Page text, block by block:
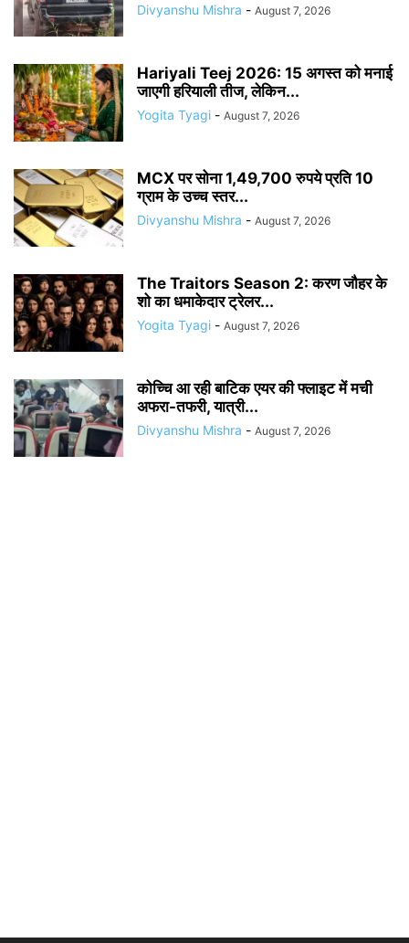
Divyanshu Mishra - August 7, 2026
Hariyali Teej 2026: 15 अगस्त को मनाई
जाएगी हरियाली तीज, लेकिन...
Yogita Tyagi - August 7, 2026
MCX पर सोना 1,49,700 रुपये प्रति 10
ग्राम के उच्च स्तर...
Divyanshu Mishra - August 7, 2026
The Traitors Season 2: करण जौहर के
शो का धमाकेदार ट्रेलर...
Yogita Tyagi - August 7, 2026
कोच्चि आ रही बाटिक एयर की फ्लाइट में मची
अफरा-तफरी, यात्री...
Divyanshu Mishra - August 7, 2026